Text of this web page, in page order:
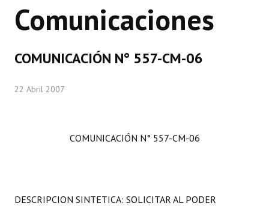
CONCEJO
LEGISLACIÓN
Comunicaciones
COMUNICACIÓN N° 557-CM-06
22 Abril 2007
COMUNICACIÓN N° 557-CM-06
DESCRIPCION SINTETICA: SOLICITAR AL PODER